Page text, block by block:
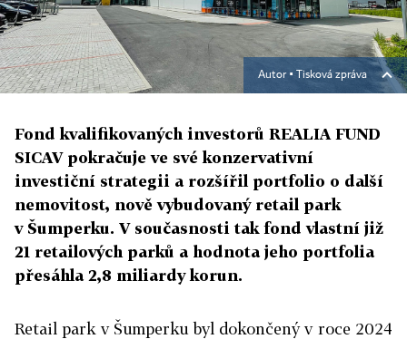
Autor ▪ Tisková zpráva
Fond kvalifikovaných investorů REALIA FUND
SICAV pokračuje ve své konzervativní
investiční strategii a rozšířil portfolio o další
nemovitost, nově vybudovaný retail park
v Šumperku. V současnosti tak fond vlastní již
21 retailových parků a hodnota jeho portfolia
přesáhla 2,8 miliardy korun.
Retail park v Šumperku byl dokončený v roce 2024